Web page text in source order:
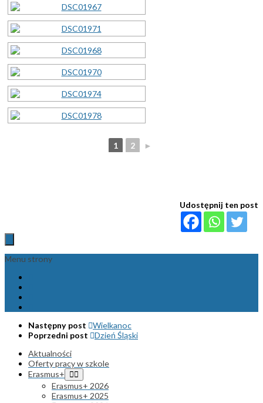
1 2 ►
Udostępnij ten post
Menu strony
Następny post
Wielkanoc
Poprzedni post
Dzień Śląski
Aktualności
Oferty pracy w szkole
Erasmus+
Erasmus+ 2026
Erasmus+ 2025